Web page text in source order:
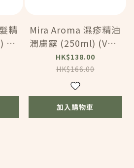
精
(V
Mira Aroma 濕疹精油
潤膚露 (250ml) (VMA
095)
HK$138.00
HK$166.00
加入購物車